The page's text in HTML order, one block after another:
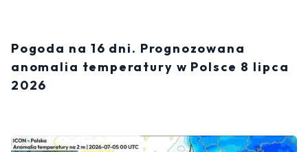
Pogoda na 16 dni. Prognozowana
anomalia temperatury w Polsce 8 lipca
2026